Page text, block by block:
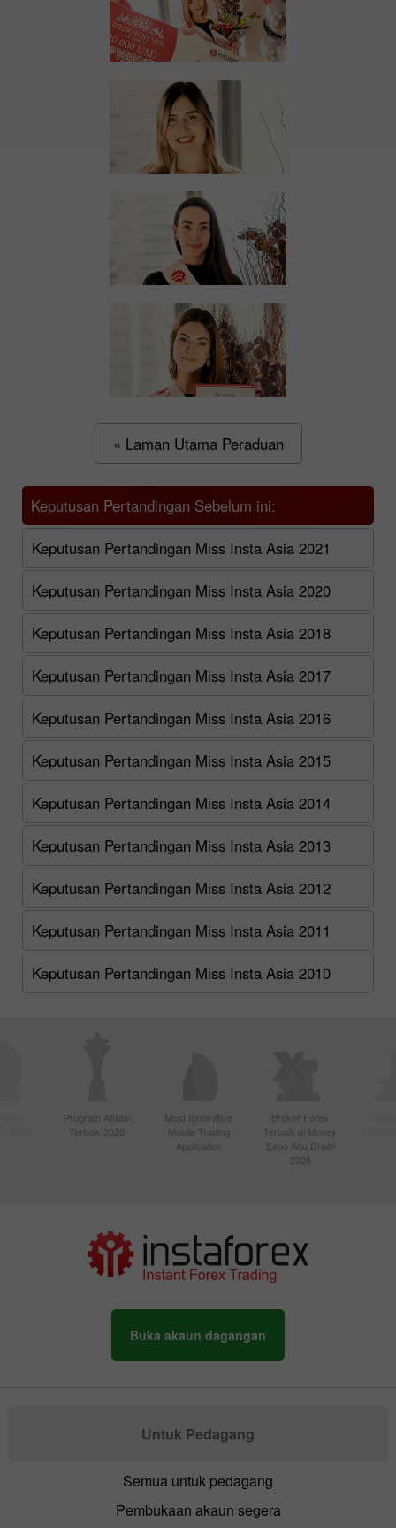
« Laman Utama Peraduan
Keputusan Pertandingan Sebelum ini:
Keputusan Pertandingan Miss Insta Asia 2021
Keputusan Pertandingan Miss Insta Asia 2020
Keputusan Pertandingan Miss Insta Asia 2018
Keputusan Pertandingan Miss Insta Asia 2017
Keputusan Pertandingan Miss Insta Asia 2016
Keputusan Pertandingan Miss Insta Asia 2015
Keputusan Pertandingan Miss Insta Asia 2014
Keputusan Pertandingan Miss Insta Asia 2013
Keputusan Pertandingan Miss Insta Asia 2012
Keputusan Pertandingan Miss Insta Asia 2011
Keputusan Pertandingan Miss Insta Asia 2010
Program Afiliasi
Terbaik 2020
Most Innovative
Mobile Trading
Application
Broker Forex
Terbaik di Money
Expo Abu Dhabi
2025
Buka akaun dagangan
Untuk Pedagang
Semua untuk pedagang
Pembukaan akaun segera